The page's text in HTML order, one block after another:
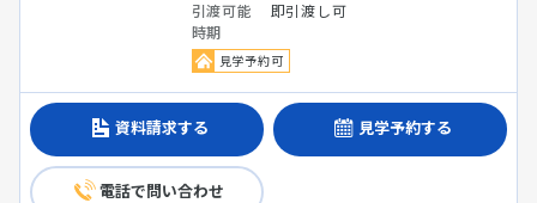
引渡可能
時期
即引渡し可
見学予約可
資料請求する 見学予約する
電話で問い合わせ